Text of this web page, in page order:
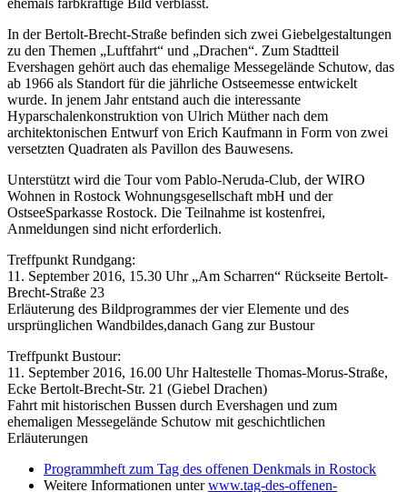
In der Bertolt-Brecht-Straße befinden sich zwei Giebelgestaltungen
zu den Themen „Luftfahrt“ und „Drachen“. Zum Stadtteil
Evershagen gehört auch das ehemalige Messegelände Schutow, das
ab 1966 als Standort für die jährliche Ostseemesse entwickelt
wurde. In jenem Jahr entstand auch die interessante
Hyparschalenkonstruktion von Ulrich Müther nach dem
architektonischen Entwurf von Erich Kaufmann in Form von zwei
versetzten Quadraten als Pavillon des Bauwesens.
Unterstützt wird die Tour vom Pablo-Neruda-Club, der WIRO
Wohnen in Rostock Wohnungsgesellschaft mbH und der
OstseeSparkasse Rostock. Die Teilnahme ist kostenfrei,
Anmeldungen sind nicht erforderlich.
Treffpunkt Rundgang:
11. September 2016, 15.30 Uhr „Am Scharren“ Rückseite Bertolt-
Brecht-Straße 23
Erläuterung des Bildprogrammes der vier Elemente und des
ursprünglichen Wandbildes,danach Gang zur Bustour
Treffpunkt Bustour:
11. September 2016, 16.00 Uhr Haltestelle Thomas-Morus-Straße,
Ecke Bertolt-Brecht-Str. 21 (Giebel Drachen)
Fahrt mit historischen Bussen durch Evershagen und zum
ehemaligen Messegelände Schutow mit geschichtlichen
Erläuterungen
Programmheft zum Tag des offenen Denkmals in Rostock
Weitere Informationen unterwww.tag-des-offenen-